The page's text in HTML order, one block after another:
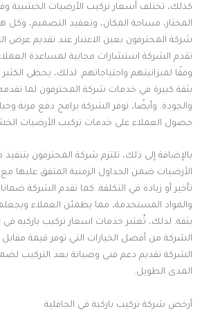
كذلك، تختلف أسعار تركيب الأرضيات الخشبية
المختار، مساحة المكان، وتعقيد التصميم، وكل
شركة المحترفون بعين الاعتبار عند تقديم عرض
تقدم الشركة استشارات مجانية لمساعدة
وفقًا لميزانيتهم واحتياجاتهم. لذلك، يحظى
بثقة كبيرة في خدمات شركة المحترفون لما
والجودة. وأيضًا، توفر الشركة برامج دفع مرنة
حصول العملاء على خدمات تركيب الأرضيات
بالإضافة إلى ذلك، تلتزم شركة المحترفون
الأرضيات ضمن الجداول الزمنية المتفق عليها
تأخير أو زيادة في التكلفة. كما تقدم الشركة
والمواد المستخدمة، مما يطمئن العملاء
بثقة. لذلك، تُعتبر خدمات اسعار تركيب باركيه في
الشركة من أفضل الخيارات التي توفر قيمة
الشركة تقديم دعم فني وصيانة بعد التركيب
المدى الطويل.
أرخص شركة تركيب باركية في الجافلية